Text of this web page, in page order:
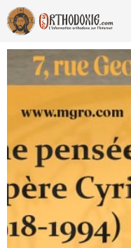
Aller
au
contenu